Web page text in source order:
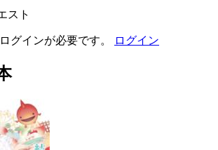
スト
グインが必要です。 ログイン